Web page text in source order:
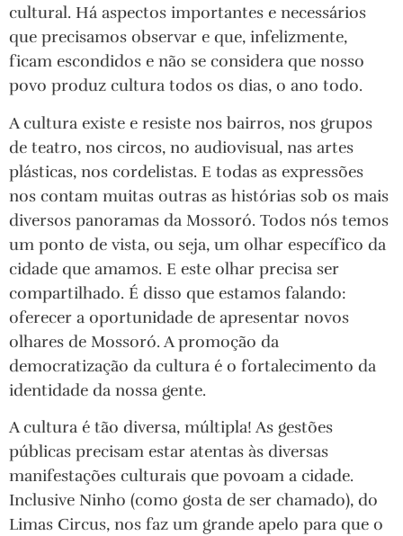
cultural. Há aspectos importantes e necessários
que precisamos observar e que, infelizmente,
ficam escondidos e não se considera que nosso
povo produz cultura todos os dias, o ano todo.
A cultura existe e resiste nos bairros, nos grupos
de teatro, nos circos, no audiovisual, nas artes
plásticas, nos cordelistas. E todas as expressões
nos contam muitas outras as histórias sob os mais
diversos panoramas da Mossoró. Todos nós temos
um ponto de vista, ou seja, um olhar específico da
cidade que amamos. E este olhar precisa ser
compartilhado. É disso que estamos falando:
oferecer a oportunidade de apresentar novos
olhares de Mossoró. A promoção da
democratização da cultura é o fortalecimento da
identidade da nossa gente.
A cultura é tão diversa, múltipla! As gestões
públicas precisam estar atentas às diversas
manifestações culturais que povoam a cidade.
Inclusive Ninho (como gosta de ser chamado), do
Limas Circus, nos faz um grande apelo para que o